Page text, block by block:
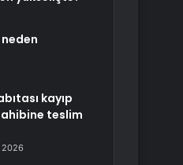
kayıp
teslim
2026